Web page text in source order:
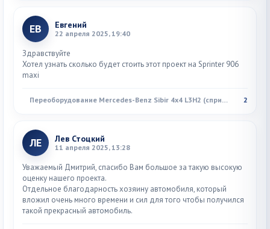
ЕВ Евгений
22 апреля 2025, 19:40
Здравствуйте
Хотел узнать сколько будет стоить этот проект на Sprinter 906
maxi
Переоборудование Mercedes-Benz Sibir 4x4 L3H2 (спринтер) 2
ЛЕ Лев Стоцкий
11 апреля 2025, 13:28
Уважаемый Дмитрий, спасибо Вам большое за такую высокую
оценку нашего проекта.
Отдельное благодарность хозяину автомобиля, который
вложил очень много времени и сил для того чтобы получился
такой прекрасный автомобиль.